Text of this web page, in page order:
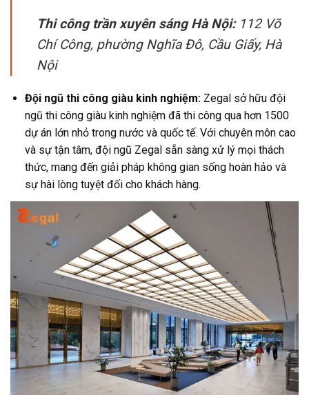
Thi công trần xuyên sáng Hà Nội:112 Võ
Chí Công, phường Nghĩa Đô, Cầu Giấy, Hà
Nội
Đội ngũ thi công giàu kinh nghiệm: Zegal sở hữu đội
ngũ thi công giàu kinh nghiệm đã thi công qua hơn 1500
dự án lớn nhỏ trong nước và quốc tế. Với chuyên môn cao
và sự tận tâm, đội ngũ Zegal sẵn sàng xử lý mọi thách
thức, mang đến giải pháp không gian sống hoàn hảo và
sự hài lòng tuyệt đối cho khách hàng.